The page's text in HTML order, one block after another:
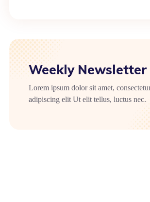
Weekly Newsletter
Lorem ipsum dolor sit amet,
adipiscing elit Ut elit tellus, luctus nec.